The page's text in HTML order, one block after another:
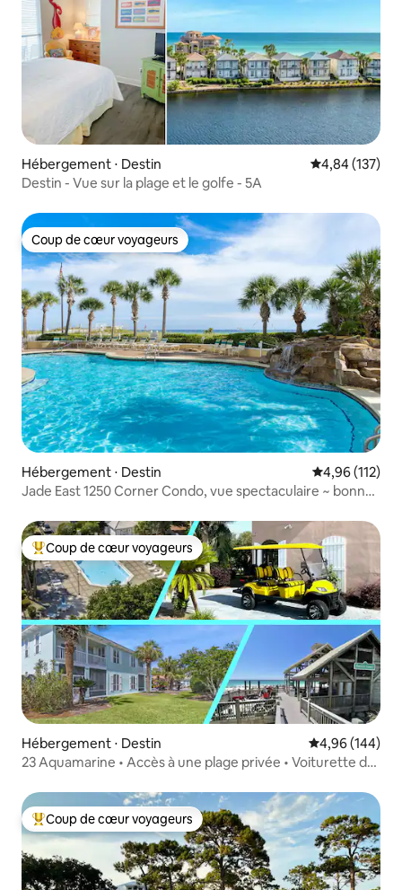
Hébergement ⋅ Destin Évaluation
4,84 (137)
Destin - Vue sur la plage et le golfe - 5A
Coup de cœur voyageurs
Coup de cœur voyageurs
Hébergement ⋅ Destin Évaluation
4,96 (112)
Jade East 1250 Corner Condo, vue spectaculaire ~ bonne
Coups de cœur voyageurs les plus appréciés
Coup de cœur voyageurs
Hébergement ⋅ Destin Évaluation
4,96 (144)
23 Aquamarine • Accès à une plage privée • Voiturette de
Coups de cœur voyageurs les plus appréciés
Coup de cœur voyageurs